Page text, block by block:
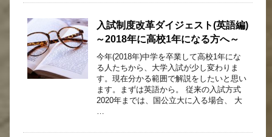
入試制度改革ダイジェスト(英語編)
～2018年に高校1年になる方へ～
今年(2018年)中学を卒業して高校1年にな
る人たちから、大学入試が少し変わりま
す。現在分かる範囲で解説をしたいと思い
ます。まずは英語から。 従来の入試方式
2020年までは、国公立大に入る場合、 大
…